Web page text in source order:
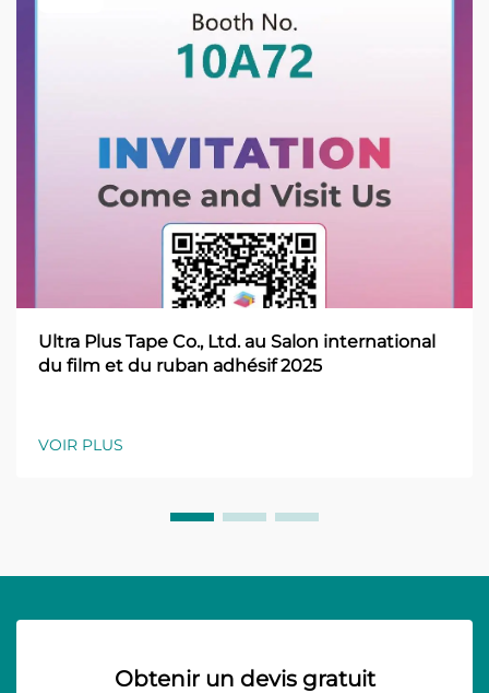
Ultra Plus Tape Co., Ltd. au Salon international
du film et du ruban adhésif 2025
VOIR PLUS
Obtenir un devis gratuit